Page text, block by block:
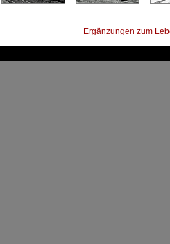
Ergänzungen zum